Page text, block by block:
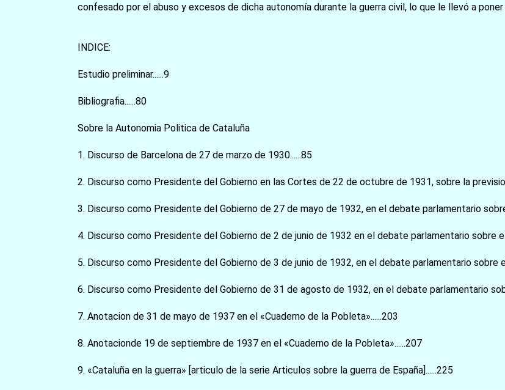
confesado por el abuso y excesos de dicha autonomía durante la guerra civil, lo que le llevó a
INDICE:
Estudio preliminar......9
Bibliografia......80
Sobre la Autonomia Politica de Cataluña
1. Discurso de Barcelona de 27 de marzo de 1930......85
2. Discurso como Presidente del Gobierno en las Cortes de 22 de octubre de 1931, sobre la
3. Discurso como Presidente del Gobierno de 27 de mayo de 1932, en el debate parlamentario
4. Discurso como Presidente del Gobierno de 2 de junio de 1932 en el debate parlamentario sobre
5. Discurso como Presidente del Gobierno de 3 de junio de 1932, en el debate parlamentario sobre
6. Discurso como Presidente del Gobierno de 31 de agosto de 1932, en el debate parlamentario
7. Anotacion de 31 de mayo de 1937 en el «Cuaderno de la Pobleta»......203
8. Anotacionde 19 de septiembre de 1937 en el «Cuaderno de la Pobleta»......207
9. «Cataluña en la guerra» [articulo de la serie Articulos sobre la guerra de España]......225